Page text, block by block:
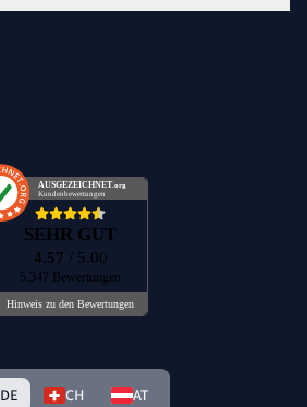
AUSGEZEICHNET .org
Kundenbewertungen
SEHR GUT
4.57 / 5.00
5.347 Bewertungen
Hinweis zu den Bewertungen
DE CH AT